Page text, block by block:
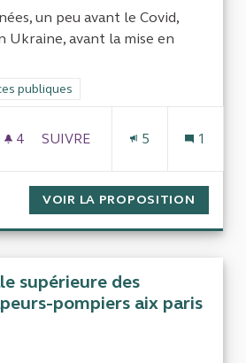
un peu avant le Covid,
Ukraine, avant la mise en
la catégorie : Économie & finances
publiques
4 4 ABONNÉS
SUIVRE
5 1
VOIR LA PROPOSITION
supérieure des
pompiers aix paris